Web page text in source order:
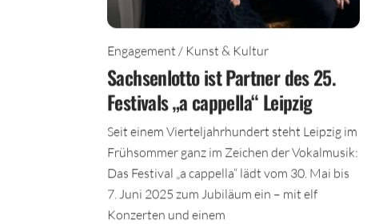
Engagement / Kunst & Kultur
Sachsenlotto ist Partner des 25.
Festivals „a cappella“ Leipzig
Seit einem Vierteljahrhundert steht Leipzig im
Frühsommer ganz im Zeichen der Vokalmusik:
Das Festival „a cappella“ lädt vom 30. Mai bis
7. Juni 2025 zum Jubiläum ein – mit elf
Konzerten und einem